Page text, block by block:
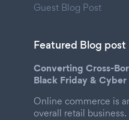
Guest Blog Post
Featured Blog post
Converting Cross-
Black Friday &
Online commerce is
overall retail business.